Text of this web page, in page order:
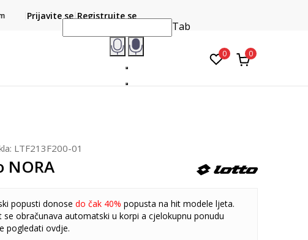
PLAĆANJE NA RATE
do 6 mjesečnih rata bez kamatePogledaj više
Prijavite se Registrujte se
Tab
0 0
LTF213F200-01
NORA
popusti donose do čak 40% popusta na hit modele ljeta.
se obračunava automatski u korpi a cjelokupnu ponudu
pogledati ovdje.